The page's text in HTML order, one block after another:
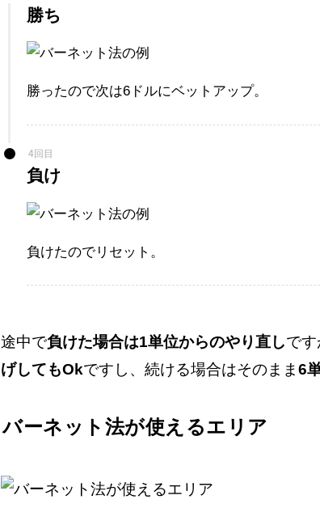
勝ち
勝ったので次は6ドルにベットアップ。
4回目
負け
負けたのでリセット。
途中で負けた場合は1単位からのやり直しで
げしてもOkですし、続ける場合はそのまま6
バーネット法が使えるエリア